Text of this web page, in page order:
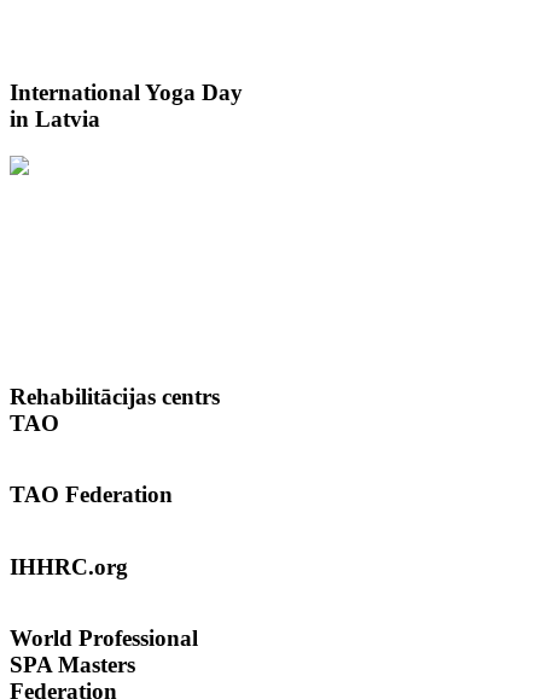
InternationalYoga Day
in Latvia
Rehabilitācijas centrs
TAO
TAO Federation
IHHRC.org
World Professional
SPA Masters
Federation